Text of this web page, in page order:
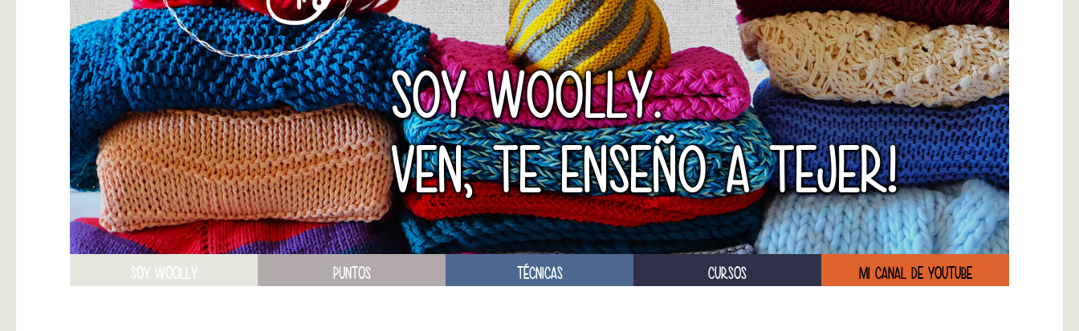
SOY WOOLLY.
VEN, TE ENSEÑO A TEJER!
SOY WOOLLY PUNTOS TÉCNICAS CURSOS MI CANAL DE YOUTUBE